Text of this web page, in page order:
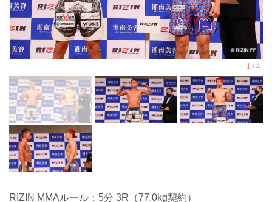
RIZIN MMAルール：5分 3R（77.0kg契約）